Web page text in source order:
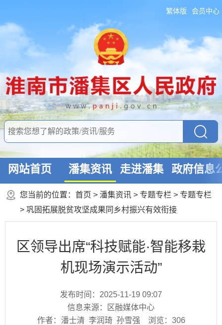
繁体版 会员中心
网站首页 潘集资讯 走进潘集 政府信息
您当前的位置： 首页 > 潘集资讯 > 专题专栏 > 专题专栏
> 巩固拓展脱贫攻坚成果同乡村振兴有效衔接
区领导出席“科技赋能·智能移栽
机现场演示活动”
发布时间：2025-11-19 09:07
信息来源：区融媒体中心
作者：潘士清 李润琦 孙雪强
浏览： 306